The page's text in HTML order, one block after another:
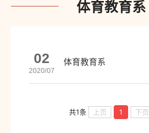
体育教育系
02
2020/07
体育教育系
共1条 上页 1 下页